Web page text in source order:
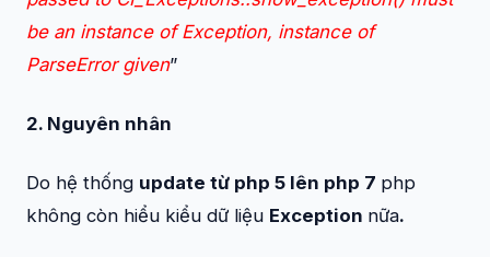
be an instance of Exception, instance of
ParseError given”
2. Nguyên nhân
Do hệ thống update từ php 5 lên php 7 php
không còn hiểu kiểu dữ liệu Exception nữa.